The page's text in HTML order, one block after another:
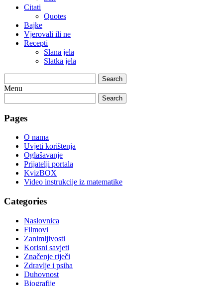
Citati
Quotes
Bajke
Vjerovali ili ne
Recepti
Slana jela
Slatka jela
Search
Menu
Search
Pages
O nama
Uvjeti korištenja
Oglašavanje
Prijatelji portala
KvizBOX
Video instrukcije iz matematike
Categories
Naslovnica
Filmovi
Zanimljivosti
Korisni savjeti
Značenje riječi
Zdravlje i psiha
Duhovnost
Biografije